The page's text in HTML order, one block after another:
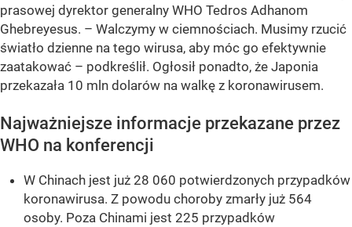
prasowej dyrektor generalny WHO Tedros Adhanom
Ghebreyesus. – Walczymy w ciemnościach. Musimy rzucić
światło dzienne na tego wirusa, aby móc go efektywnie
zaatakować – podkreślił. Ogłosił ponadto, że Japonia
przekazała 10 mln dolarów na walkę z koronawirusem.
Najważniejsze informacje przekazane przez
WHO na konferencji
W Chinach jest już 28 060 potwierdzonych przypadków
koronawirusa. Z powodu choroby zmarły już 564
osoby. Poza Chinami jest 225 przypadków